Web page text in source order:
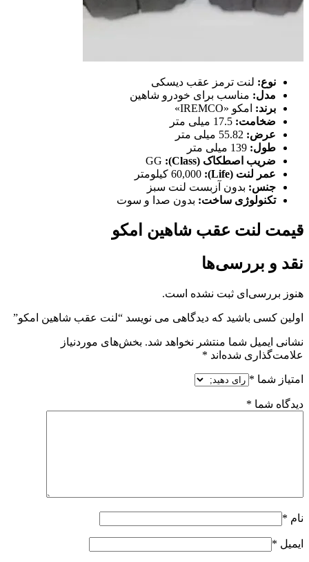
نوع: لنت ترمز عقب دیسکی
مدل: مناسب برای خودرو شاهین
برند: امکو «IREMCO»
ضخامت:
عرض:
طول:
ضريب اصطکاک (Class):
GG
عمر لنت (Life):
جنس: بدون آزبست لنت سبز
تكنولوژی ساخت: بدون صدا و سوت
قیمت لنت عقب شاهین امکو
نقد و بررسی‌ها
هنوز بررسی‌ای ثبت نشده است.
اولین کسی باشید که دیدگاهی می نویسد “لنت عقب شاهین امکو”
نشانی ایمیل شما منتشر نخواهد شد. بخش‌های موردنیاز
علامت‌گذاری شده‌اند *
امتیاز شما *
دیدگاه شما *
نام *
ایمیل *